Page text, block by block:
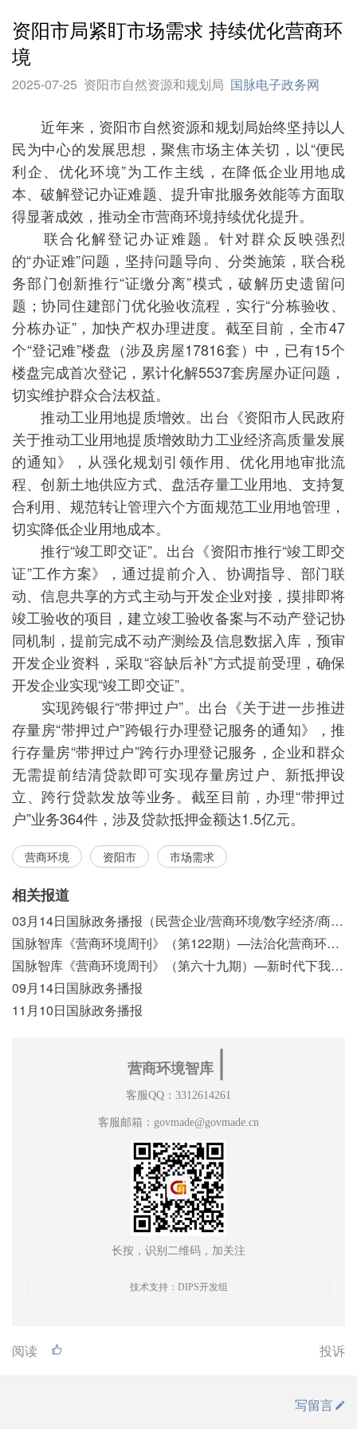
资阳市局紧盯市场需求 持续优化营商环
境
2025-07-25 资阳市自然资源和规划局 国脉电子政务网
近年来，资阳市自然资源和规划局始终坚持以人
民为中心的发展思想，聚焦市场主体关切，以“便民
利企、优化环境”为工作主线，在降低企业用地成
本、破解登记办证难题、提升审批服务效能等方面取
得显著成效，推动全市营商环境持续优化提升。
联合化解登记办证难题。针对群众反映强烈
的“办证难”问题，坚持问题导向、分类施策，联合税
务部门创新推行“证缴分离”模式，破解历史遗留问
题；协同住建部门优化验收流程，实行“分栋验收、
分栋办证”，加快产权办理进度。截至目前，全市47
个“登记难”楼盘（涉及房屋17816套）中，已有15个
楼盘完成首次登记，累计化解5537套房屋办证问题，
切实维护群众合法权益。
推动工业用地提质增效。出台《资阳市人民政府
关于推动工业用地提质增效助力工业经济高质量发展
的通知》，从强化规划引领作用、优化用地审批流
程、创新土地供应方式、盘活存量工业用地、支持复
合利用、规范转让管理六个方面规范工业用地管理，
切实降低企业用地成本。
推行“竣工即交证”。出台《资阳市推行“竣工即交
证”工作方案》，通过提前介入、协调指导、部门联
动、信息共享的方式主动与开发企业对接，摸排即将
竣工验收的项目，建立竣工验收备案与不动产登记协
同机制，提前完成不动产测绘及信息数据入库，预审
开发企业资料，采取“容缺后补”方式提前受理，确保
开发企业实现“竣工即交证”。
实现跨银行“带押过户”。出台《关于进一步推进
存量房“带押过户”跨银行办理登记服务的通知》，推
行存量房“带押过户”跨行办理登记服务，企业和群众
无需提前结清贷款即可实现存量房过户、新抵押设
立、跨行贷款发放等业务。截至目前，办理“带押过
户”业务364件，涉及贷款抵押金额达1.5亿元。
营商环境 资阳市 市场需求
相关报道
03月14日国脉政务播报（民营企业/营商环境/数字经济/商事制度改革）
国脉智库《营商环境周刊》（第122期）—法治化营商环境视域下我国行政执法公示制度浅析
国脉智库《营商环境周刊》（第六十九期）—新时代下我国营商环境标准体系构建初探
09月14日国脉政务播报
11月10日国脉政务播报
营商环境智库
客服QQ：3312614261
客服邮箱：govmade@govmade.cn
长按，识别二维码，加关注
技术支持：DIPS开发组
阅读 投诉
写留言